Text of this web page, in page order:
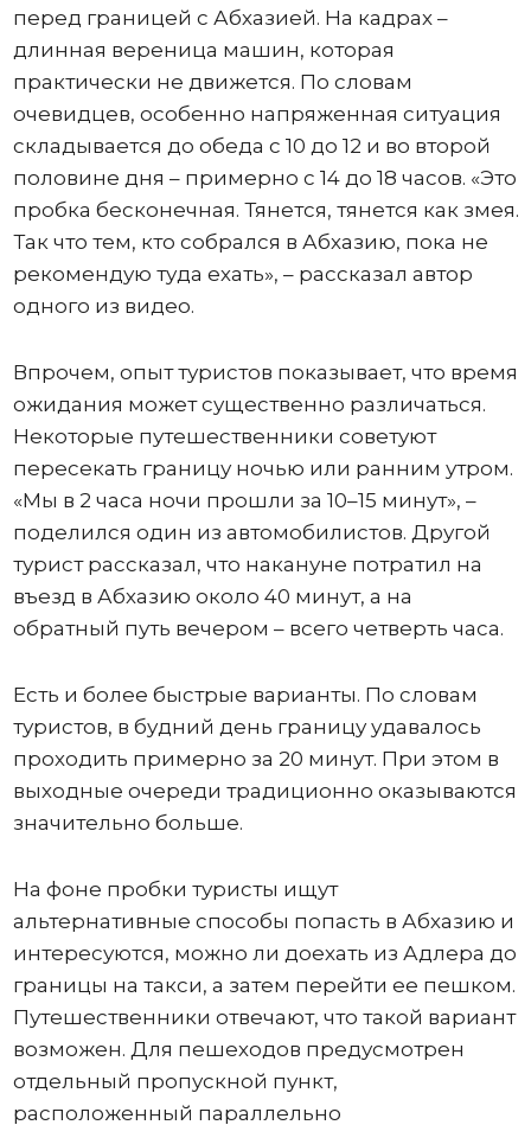
перед границей с Абхазией. На кадрах –
длинная вереница машин, которая
практически не движется. По словам
очевидцев, особенно напряженная ситуация
складывается до обеда с 10 до 12 и во второй
половине дня – примерно с 14 до 18 часов. «Это
пробка бесконечная. Тянется, тянется как змея.
Так что тем, кто собрался в Абхазию, пока не
рекомендую туда ехать», – рассказал автор
одного из видео.
Впрочем, опыт туристов показывает, что время
ожидания может существенно различаться.
Некоторые путешественники советуют
пересекать границу ночью или ранним утром.
«Мы в 2 часа ночи прошли за 10–15 минут», –
поделился один из автомобилистов. Другой
турист рассказал, что накануне потратил на
въезд в Абхазию около 40 минут, а на
обратный путь вечером – всего четверть часа.
Есть и более быстрые варианты. По словам
туристов, в будний день границу удавалось
проходить примерно за 20 минут. При этом в
выходные очереди традиционно оказываются
значительно больше.
На фоне пробки туристы ищут
альтернативные способы попасть в Абхазию и
интересуются, можно ли доехать из Адлера до
границы на такси, а затем перейти ее пешком.
Путешественники отвечают, что такой вариант
возможен. Для пешеходов предусмотрен
отдельный пропускной пункт,
расположенный параллельно